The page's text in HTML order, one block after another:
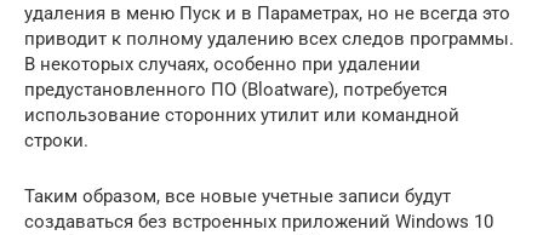
удаления в меню Пуск и в Параметрах, но не всегда это
приводит к полному удалению всех следов программы.
В некоторых случаях, особенно при удалении
предустановленного ПО (Bloatware), потребуется
использование сторонних утилит или командной
строки.
Таким образом, все новые учетные записи будут
создаваться без встроенных приложений Windows 10